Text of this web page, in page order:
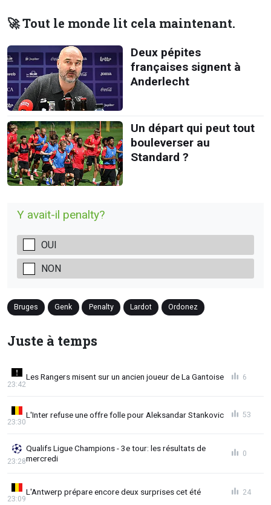
🚀 Tout le monde lit cela maintenant.
Deux pépites
françaises signent à
Anderlecht
Un départ qui peut tout
bouleverser au
Standard ?
Y avait-il penalty?
OUI
NON
Bruges Genk Penalty Lardot Ordonez
Juste à temps
Les Rangers misent sur un ancien joueur de La Gantoise
23:42
6
L'Inter refuse une offre folle pour Aleksandar Stankovic
23:30
53
Qualifs Ligue Champions - 3e tour: les résultats de
mercredi
23:28
0
L'Antwerp prépare encore deux surprises cet été
23:09
24